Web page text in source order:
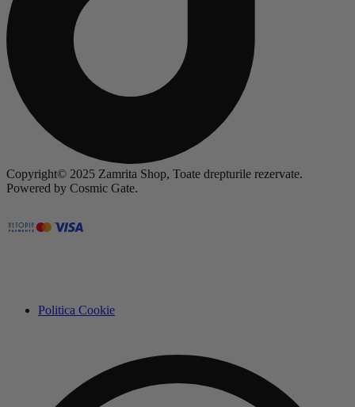
Copyright© 2025 Zamrita Shop, Toate drepturile rezervate.
Powered by Cosmic Gate.
Politica Cookie